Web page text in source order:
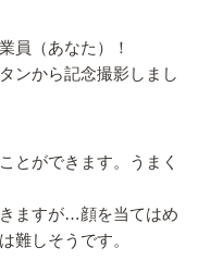
員（あなた）！
ンから記念撮影しまし
とができます。うまく
ますが…顔を当てはめ
難しそうです。